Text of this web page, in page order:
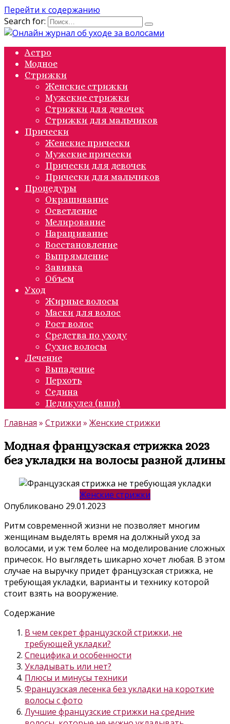
Перейти к содержанию
Search for:
Астро
Модное
Стрижки
Женские стрижки
Мужские стрижки
Стрижки для девочек
Стрижки для мальчиков
Прически
Женские прически
Мужские прически
Прически для девочек
Прически для мальчиков
Процедуры
Окрашивание
Осветление
Мелирование
Наращивание
Восстановление
Выпрямление
Завивка
Объем
Уход
Жирные волосы
Маски для волос
Рост волос
Средства по уходу
Сухие волосы
Лечение
Выпадение
Перхоть
Седина
Педикулез (вши)
Главная » Стрижки » Женские стрижки
Модная французская стрижка 2023
без укладки на волосы разной длины
Женские стрижки
Опубликовано 29.01.2023
Ритм современной жизни не позволяет многим
женщинам выделять время на должный уход за
волосами, и уж тем более на моделирование сложных
причесок. Но выглядеть шикарно хочет любая. В этом
случае на выручку придет французская стрижка, не
требующая укладки, варианты и технику которой
стоит взять на вооружение.
Содержание
В чем секрет французской стрижки, не
требующей укладки?
Специфика и особенности
Укладывать или нет?
Плюсы и минусы техники
Французская лесенка без укладки на короткие
волосы с фото
Лучшие французские стрижки на средние